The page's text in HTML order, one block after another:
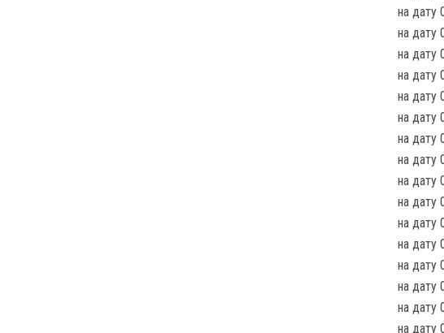
на дату
на дату
на дату
на дату
на дату
на дату
на дату
на дату
на дату
на дату
на дату
на дату
на дату
на дату
на дату
на дату